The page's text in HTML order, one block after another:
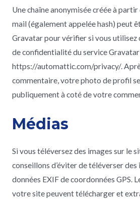
Une chaîne anonymisée créée à
mail (également appelée hash) peut
Gravatar pour vérifier si vous utilisez
de confidentialité du service
https://automattic.com/privacy/.
commentaire, votre photo de profil
publiquement à coté de votre
Médias
Si vous téléversez des images sur le
conseillons d’éviter de téléverser
données EXIF de coordonnées GPS.
votre site peuvent télécharger et